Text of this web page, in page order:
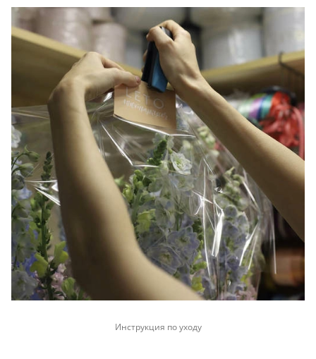
Инструкция по уходу